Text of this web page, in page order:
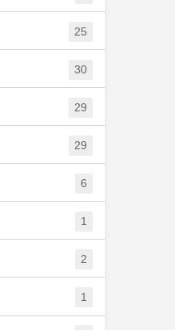
25
30
29
29
6
1
2
1